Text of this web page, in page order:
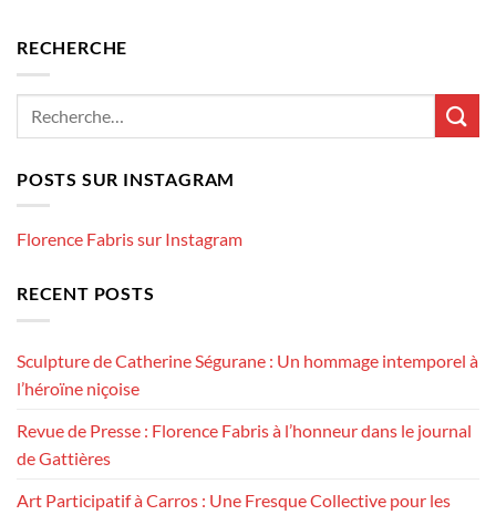
RECHERCHE
POSTS SUR INSTAGRAM
Florence Fabris sur Instagram
RECENT POSTS
Sculpture de Catherine Ségurane : Un hommage intemporel à
l’héroïne niçoise
Revue de Presse : Florence Fabris à l’honneur dans le journal
de Gattières
Art Participatif à Carros : Une Fresque Collective pour les